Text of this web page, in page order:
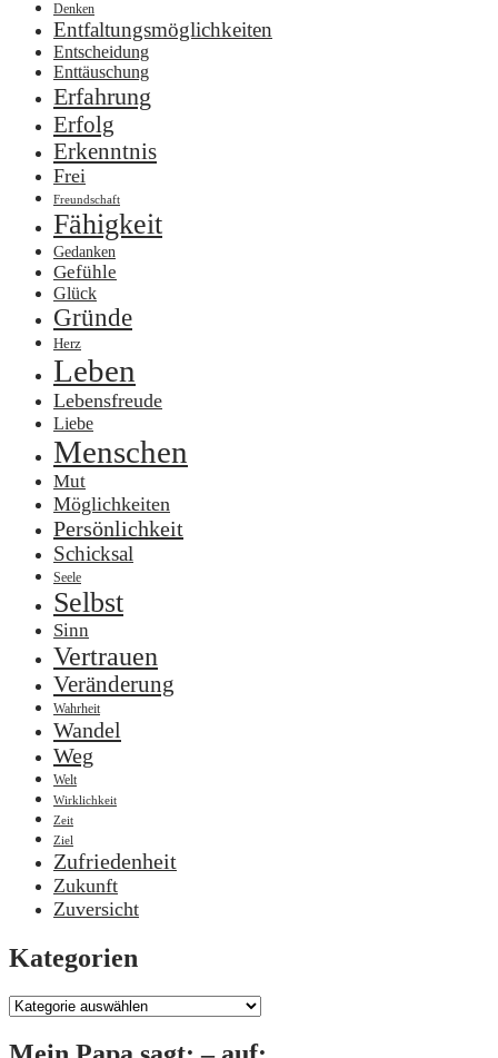
Denken
Entfaltungsmöglichkeiten
Entscheidung
Enttäuschung
Erfahrung
Erfolg
Erkenntnis
Frei
Freundschaft
Fähigkeit
Gedanken
Gefühle
Glück
Gründe
Herz
Leben
Lebensfreude
Liebe
Menschen
Mut
Möglichkeiten
Persönlichkeit
Schicksal
Seele
Selbst
Sinn
Vertrauen
Veränderung
Wahrheit
Wandel
Weg
Welt
Wirklichkeit
Zeit
Ziel
Zufriedenheit
Zukunft
Zuversicht
Kategorien
Kategorien